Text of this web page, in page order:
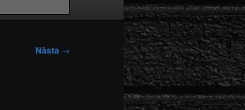
Nästa →